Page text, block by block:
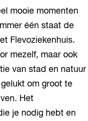
mooie momenten
één staat de
Flevoziekenhuis.
mezelf, maar ook
van stad en natuur
om groot te
Het
je nodig hebt en